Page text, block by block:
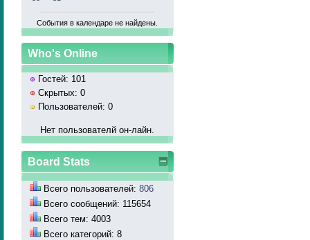
События в календаре не найдены.
Who's Online
Гостей: 101
Скрытых: 0
Пользователей: 0
Нет пользователй он-лайн.
Board Stats
Всего пользователей: 806
Всего сообщений: 115654
Всего тем: 4003
Всего категорий: 8